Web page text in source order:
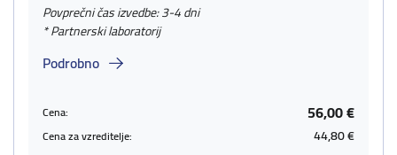
Povprečni čas izvedbe: 3-4 dni
* Partnerski laboratorij
Podrobno
Cena: 56,00 €
Cena za vzreditelje: 44,80 €